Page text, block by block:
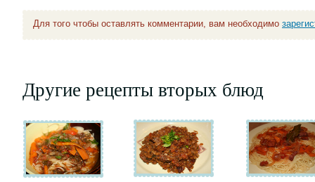
Для того чтобы оставлять комментарии, вам необходимо
Другие рецепты вторых блюд